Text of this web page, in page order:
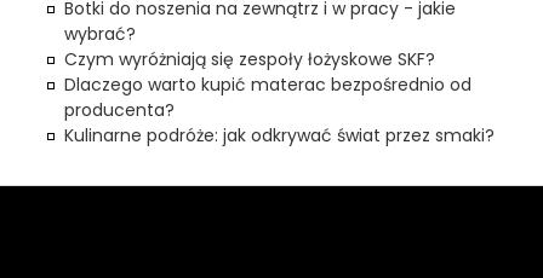
Botki do noszenia na zewnątrz i w pracy - jakie
wybrać?
Czym wyróżniają się zespoły łożyskowe SKF?
Dlaczego warto kupić materac bezpośrednio od
producenta?
Kulinarne podróże: jak odkrywać świat przez smaki?